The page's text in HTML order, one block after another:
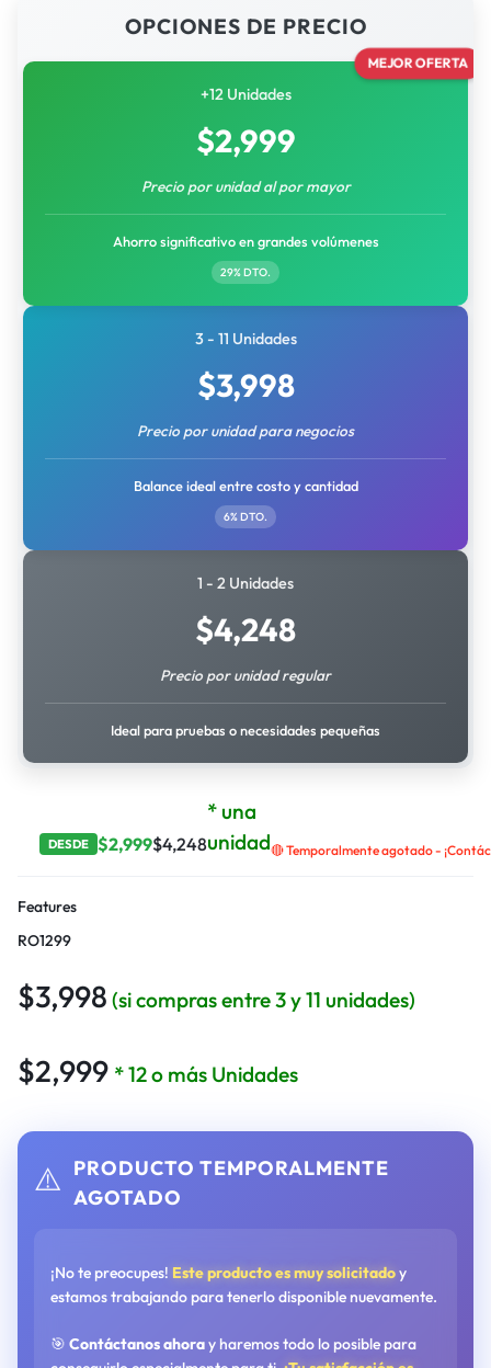
OPCIONES DE PRECIO
MEJOR OFERTA
+12 Unidades
$2,999
Precio por unidad al por mayor
Ahorro significativo en grandes volúmenes
29% DTO.
3 - 11 Unidades
$3,998
Precio por unidad para negocios
Balance ideal entre costo y cantidad
6% DTO.
1 - 2 Unidades
$4,248
Precio por unidad regular
Ideal para pruebas o necesidades pequeñas
DESDE $2,999$4,248
* una
unidad🔴 Temporalmente agotado -
Features
RO1299
$3,998 (si compras entre 3 y 11 unidades)
$2,999 * 12 o más Unidades
⚠️
PRODUCTO TEMPORALMENTE
AGOTADO
¡No te preocupes! Este producto es muy solicitadoy
estamos trabajando para tenerlo disponible nuevamente.
🎯 Contáctanos ahoray haremos todo lo posible para